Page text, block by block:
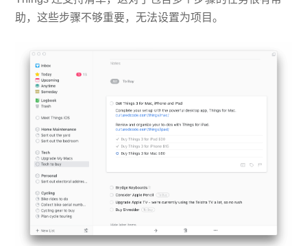
助，这些步骤不够重要，无法设置为项目。